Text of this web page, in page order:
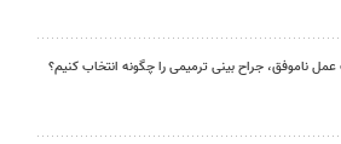
عمل ناموفق، جراح بینی ترمیمی را چگونه انتخاب کنیم؟